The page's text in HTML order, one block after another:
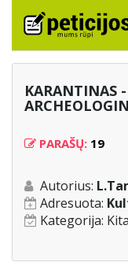
KARANTINAS
PARAŠŲ: 19
Autorius:
Adresuota:
Kategorija: Kita